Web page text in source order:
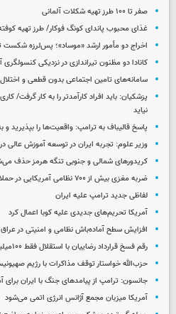
صفر تا ۱۰۰ طرز تهیه شکلات آلمانی
غذای محبوب پاندای کونگ فوکار/ طرز تهیه
اخراج دو مأمور ارشد «موساد»؛ پس‌لرزه شکست
کانادا دو مظنون تیراندازی در نزدیکی کنسولگری
سامانه‌های تامین اجتماعی بدون قطعی و
پزشکیان: باید افراد کارآمدتر را به کار
نیاید
پاسخ قالیباف به ترامپ: واقعیت‌ها را بپذیرید
وزیر علوم: تجربه ایران در توسعه آموزش عالی در
کریدورهای شمالی و جنوبی تنگه هرمز حذف
ضربه مغزی بیش از ۷۰۰ نظامی آمریکایی در حملات ایران
لفاظی جدید ترامپ علیه ایران
آمریکا تحریم‌های جدیدی علیه کوبا اعمال کرد
افزایش سطح آماده‌باش نظامی و امنیتی در عراق
رقم فسخ قرارداد رضاییان با استقلال فقط ۱۰۰میلیون تومان!
حزب‌الله خواستار توقف مذاکرات با رژیم
جانسون: ترامپ از پیامدهای جنگ با ایران برای
آمریکا میزبان مجمع آژانس انرژی اتمی می‌شود